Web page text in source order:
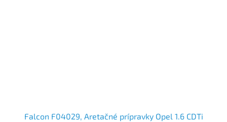
Falcon F04029, Aretačné prípravky Opel 1.6 CDTi